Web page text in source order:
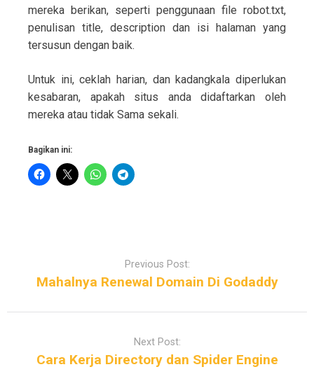
mereka berikan, seperti penggunaan file robot.txt,
penulisan title, description dan isi halaman yang
tersusun dengan baik.
Untuk ini, ceklah harian, dan kadangkala diperlukan
kesabaran, apakah situs anda didaftarkan oleh
mereka atau tidak Sama sekali.
Bagikan ini:
n
Previous Post:
Mahalnya Renewal Domain Di Godaddy
Next Post:
Cara Kerja Directory dan Spider Engine